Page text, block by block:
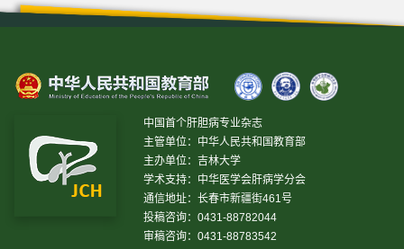
中国首个肝胆病专业杂志
主管单位：中华人民共和国教育部
主办单位：吉林大学
学术支持：中华医学会肝病学分会
通信地址：长春市新疆街461号
投稿咨询：0431-88782044
审稿咨询：0431-88783542